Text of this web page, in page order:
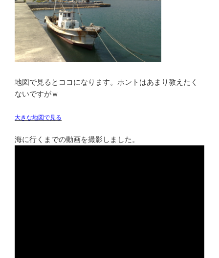
地図で見るとココになります。ホントはあまり教えたく
ないですがｗ
大きな地図で見る
海に行くまでの動画を撮影しました。